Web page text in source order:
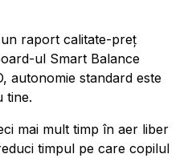
raport calitate-preț
ul Smart Balance
autonomie standard este
tine.
mai mult timp în aer liber
timpul pe care copilul